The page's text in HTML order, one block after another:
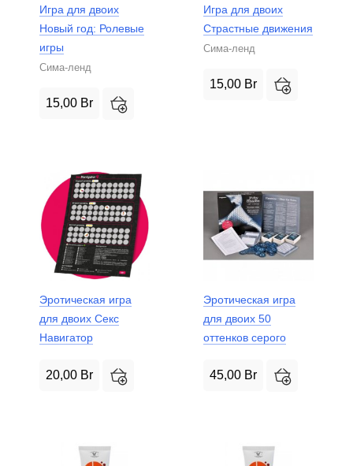
Игра для двоих
Новый год: Ролевые
игры
Сима-ленд
15,00 Br
Игра для двоих
Страстные движения
Сима-ленд
15,00 Br
Эротическая игра
для двоих Секс
Навигатор
20,00 Br
Эротическая игра
для двоих 50
оттенков серого
45,00 Br